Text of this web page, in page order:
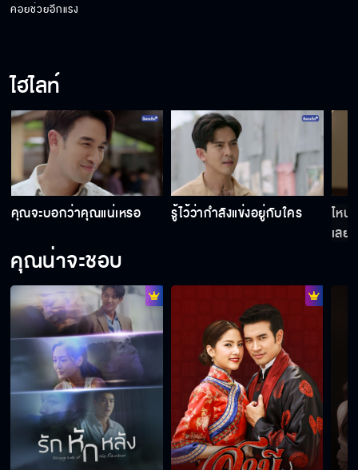
กูฆ่ามันแล้ว มันก็ไม่ยอมตาย มาก่อความรำคาญ
ให้กูอยู่ได้
กูไม่ชอบคำว่าไม่ได้ มึงเป็นของกู กูสั่งให้ทำมัน
ต้องได้
พี่จะมีโอกาสได้รัก บุหลัน บ้างมั้ย
ฉันไม่เคยคิดแย่งผัวคุณ ใครจะอยากได้ผัวเลว ๆ
คอยช่วยอีกแรง
ไฮไลท์
คุณจะบอกว่าคุณแน่เหรอ รู้ไว้ว่ากำลังแข่งอยู่กับใคร
ไหน
เลย
คุณน่าจะชอบ